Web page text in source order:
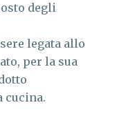
degli
legata allo
per la sua
cucina.